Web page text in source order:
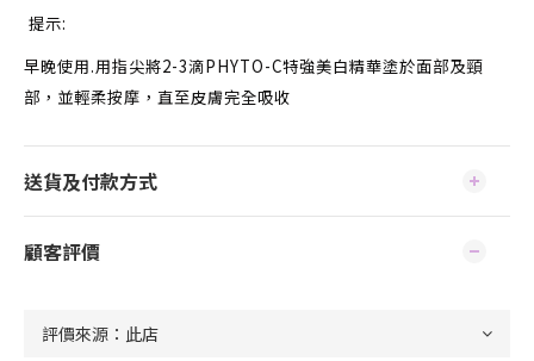
提示:
早晚使用.用指尖將2-3滴PHYTO-C特強美白精華塗於面部及頸
部，並輕柔按摩，直至皮膚完全吸收
送貨及付款方式
顧客評價